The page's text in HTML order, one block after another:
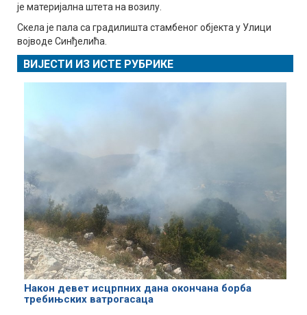
је материјална штета на возилу.
Скела је пала са градилишта стамбеног објекта у Улици
војводе Синђелића.
ВИЈЕСТИ ИЗ ИСТЕ РУБРИКЕ
Након девет исцрпних дана окончана борба
требињских ватрогасаца